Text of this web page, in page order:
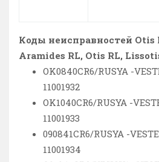
Коды неисправностей Otis
Aramides RL, Otis RL,
OK0840CR6/RUSYA -
11001932
OK1040CR6/RUSYA -
11001933
090841CR6/RUSYA -
11001934